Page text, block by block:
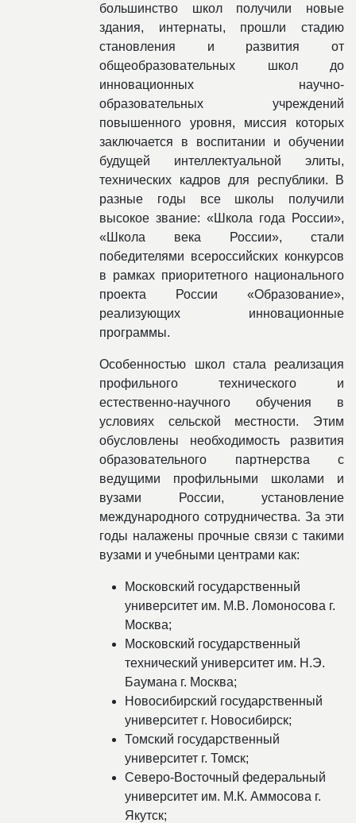
большинство школ получили новые
здания, интернаты, прошли стадию
становления и развития от
общеобразовательных школ до
инновационных научно-
образовательных учреждений
повышенного уровня, миссия которых
заключается в воспитании и обучении
будущей интеллектуальной элиты,
технических кадров для республики. В
разные годы все школы получили
высокое звание: «Школа года России»,
«Школа века России», стали
победителями всероссийских конкурсов
в рамках приоритетного национального
проекта России «Образование»,
реализующих инновационные
программы.
Особенностью школ стала реализация
профильного технического и
естественно-научного обучения в
условиях сельской местности. Этим
обусловлены необходимость развития
образовательного партнерства с
ведущими профильными школами и
вузами России, установление
международного сотрудничества. За эти
годы налажены прочные связи с такими
вузами и учебными центрами как:
Московский государственный
университет им. М.В. Ломоносова г.
Москва;
Московский государственный
технический университет им. Н.Э.
Баумана г. Москва;
Новосибирский государственный
университет г. Новосибирск;
Томский государственный
университет г. Томск;
Северо-Восточный федеральный
университет им. М.К. Аммосова г.
Якутск;